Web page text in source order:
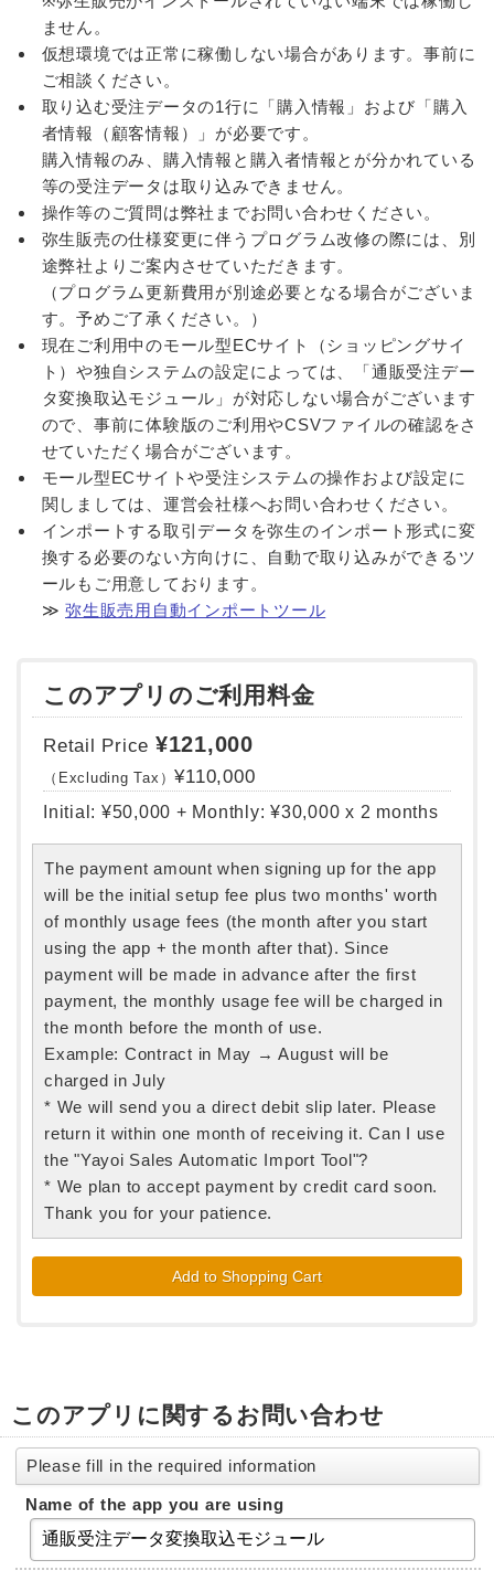
ません。
仮想環境では正常に稼働しない場合があります。事前に
ご相談ください。
取り込む受注データの1行に「購入情報」および「購入
者情報（顧客情報）」が必要です。
購入情報のみ、購入情報と購入者情報とが分かれている
等の受注データは取り込みできません。
操作等のご質問は弊社までお問い合わせください。
弥生販売の仕様変更に伴うプログラム改修の際には、別
途弊社よりご案内させていただきます。
（プログラム更新費用が別途必要となる場合がございま
す。予めご了承ください。）
現在ご利用中のモール型ECサイト（ショッピングサイ
ト）や独自システムの設定によっては、「通販受注デー
タ変換取込モジュール」が対応しない場合がございます
ので、事前に体験版のご利用やCSVファイルの確認をさ
せていただく場合がございます。
モール型ECサイトや受注システムの操作および設定に
関しましては、運営会社様へお問い合わせください。
インポートする取引データを弥生のインポート形式に変
換する必要のない方向けに、自動で取り込みができるツ
ールもご用意しております。
≫ 弥生販売用自動インポートツール
このアプリのご利用料金
Retail Price ¥121,000
（Excluding Tax）¥110,000
Initial: ¥50,000 + Monthly: ¥30,000 x 2 months
The payment amount when signing up for the app
will be the initial setup fee plus two months' worth
of monthly usage fees (the month after you start
using the app + the month after that). Since
payment will be made in advance after the first
payment, the monthly usage fee will be charged in
the month before the month of use.
Example: Contract in May → August will be
charged in July
* We will send you a direct debit slip later. Please
return it within one month of receiving it. Can I use
the "Yayoi Sales Automatic Import Tool"?
* We plan to accept payment by credit card soon.
Thank you for your patience.
このアプリに関するお問い合わせ
Name of the app you are using